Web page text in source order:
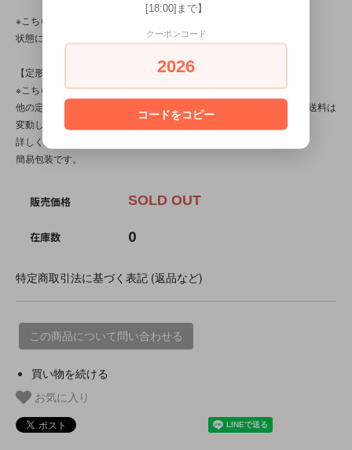
※こちらの商品は、中古・ヴィンテージ品です。
状態について、気になる点はお気軽にお問い合わせください。
【定形外対応商品】
※こちらの商品は【サイズ規格外・(6)～50gまで】です。
他の定形外対応商品と複数購入される場合は、サイズや重量によって送料は
変動します。送料は【最終注文確認書】で確定します。
詳しくは
簡易包装です。
販売価格 SOLD OUT
在庫数 0
特定商取引法に基づく表記 (返品など)
この商品について問い合わせる
買い物を続ける
お気に入り
[18:00]まで】
クーポンコード
2026
コードをコピー